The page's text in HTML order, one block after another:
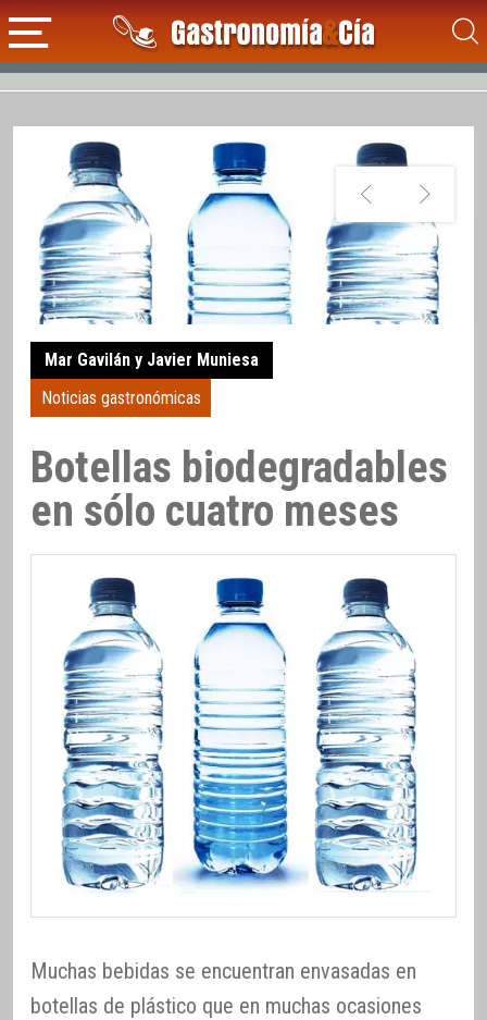
Mar Gavilán y Javier Muniesa
Noticias gastronómicas
Botellas biodegradables
en sólo cuatro meses
Muchas bebidas se encuentran envasadas en
botellas de plástico que en muchas ocasiones